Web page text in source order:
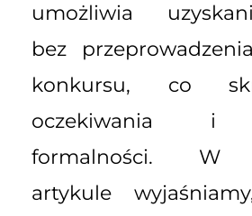
umożliwia
bez
konkursu, co
oczekiwania i
formalności. W
artykule